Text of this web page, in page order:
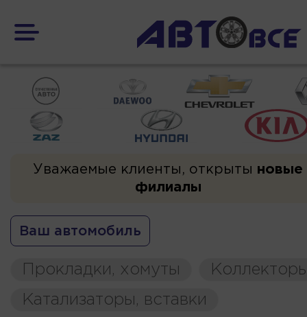
Уважаемые клиенты, открыты новые
филиалы
Ваш автомобиль
Прокладки, хомуты
Катализаторы, вставки